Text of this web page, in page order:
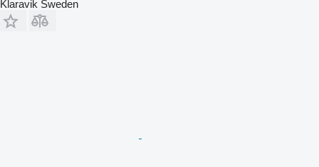
Klaravik Sweden